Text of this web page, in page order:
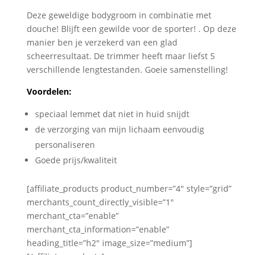
Deze geweldige bodygroom in combinatie met
douche! Blijft een gewilde voor de sporter! . Op deze
manier ben je verzekerd van een glad
scheerresultaat. De trimmer heeft maar liefst 5
verschillende lengtestanden. Goeie samenstelling!
Voordelen:
speciaal lemmet dat niet in huid snijdt
de verzorging van mijn lichaam eenvoudig
personaliseren
Goede prijs/kwaliteit
[affiliate_products product_number=”4″ style=”grid”
merchants_count_directly_visible=”1″
merchant_cta=”enable”
merchant_cta_information=”enable”
heading_title=”h2″ image_size=”medium”]